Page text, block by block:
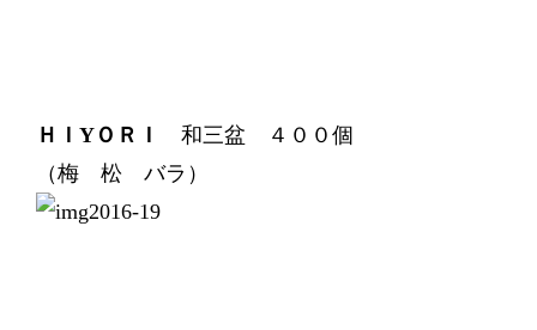
ＨＩYＯＲＩ
和三盆 ４００個
（梅 松 バラ）